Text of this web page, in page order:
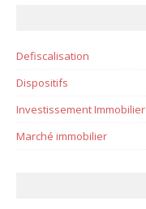
Defiscalisation
Dispositifs
Investissement Immobilier
Marché immobilier